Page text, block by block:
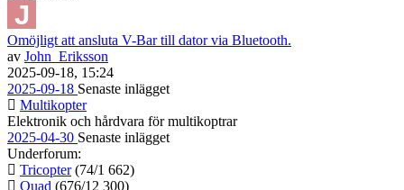
Omöjligt att ansluta V-Bar till dator via Bluetooth.
av John_Eriksson
2025-09-18, 15:24
2025-09-18 Senaste inlägget
Multikopter
Elektronik och hårdvara för multikoptrar
2025-04-30 Senaste inlägget
Underforum:
Tricopter (74/1 662)
Quad (676/12 300)